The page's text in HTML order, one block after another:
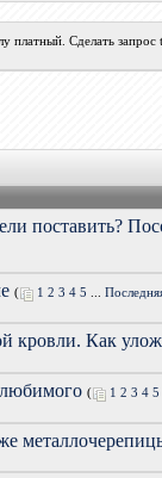
платный. Сделать
поставить?
( 1 2 3 4 5
кровли. Как
( 1 2 3 4 5